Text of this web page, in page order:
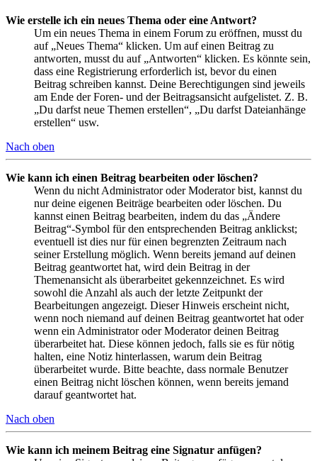
Wie erstelle ich ein neues Thema oder eine Antwort?
Um ein neues Thema in einem Forum zu eröffnen, musst du
auf „Neues Thema“ klicken. Um auf einen Beitrag zu
antworten, musst du auf „Antworten“ klicken. Es könnte sein,
dass eine Registrierung erforderlich ist, bevor du einen
Beitrag schreiben kannst. Deine Berechtigungen sind jeweils
am Ende der Foren- und der Beitragsansicht aufgelistet. Z. B.
„Du darfst neue Themen erstellen“, „Du darfst Dateianhänge
erstellen“ usw.
Nach oben
Wie kann ich einen Beitrag bearbeiten oder löschen?
Wenn du nicht Administrator oder Moderator bist, kannst du
nur deine eigenen Beiträge bearbeiten oder löschen. Du
kannst einen Beitrag bearbeiten, indem du das „Ändere
Beitrag“-Symbol für den entsprechenden Beitrag anklickst;
eventuell ist dies nur für einen begrenzten Zeitraum nach
seiner Erstellung möglich. Wenn bereits jemand auf deinen
Beitrag geantwortet hat, wird dein Beitrag in der
Themenansicht als überarbeitet gekennzeichnet. Es wird
sowohl die Anzahl als auch der letzte Zeitpunkt der
Bearbeitungen angezeigt. Dieser Hinweis erscheint nicht,
wenn noch niemand auf deinen Beitrag geantwortet hat oder
wenn ein Administrator oder Moderator deinen Beitrag
überarbeitet hat. Diese können jedoch, falls sie es für nötig
halten, eine Notiz hinterlassen, warum dein Beitrag
überarbeitet wurde. Bitte beachte, dass normale Benutzer
einen Beitrag nicht löschen können, wenn bereits jemand
darauf geantwortet hat.
Nach oben
Wie kann ich meinem Beitrag eine Signatur anfügen?